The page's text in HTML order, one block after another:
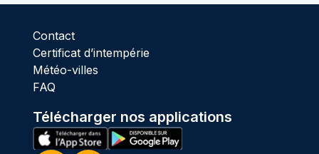
Contact
Certificat d’intempérie
Météo-villes
FAQ
Télécharger nos applications